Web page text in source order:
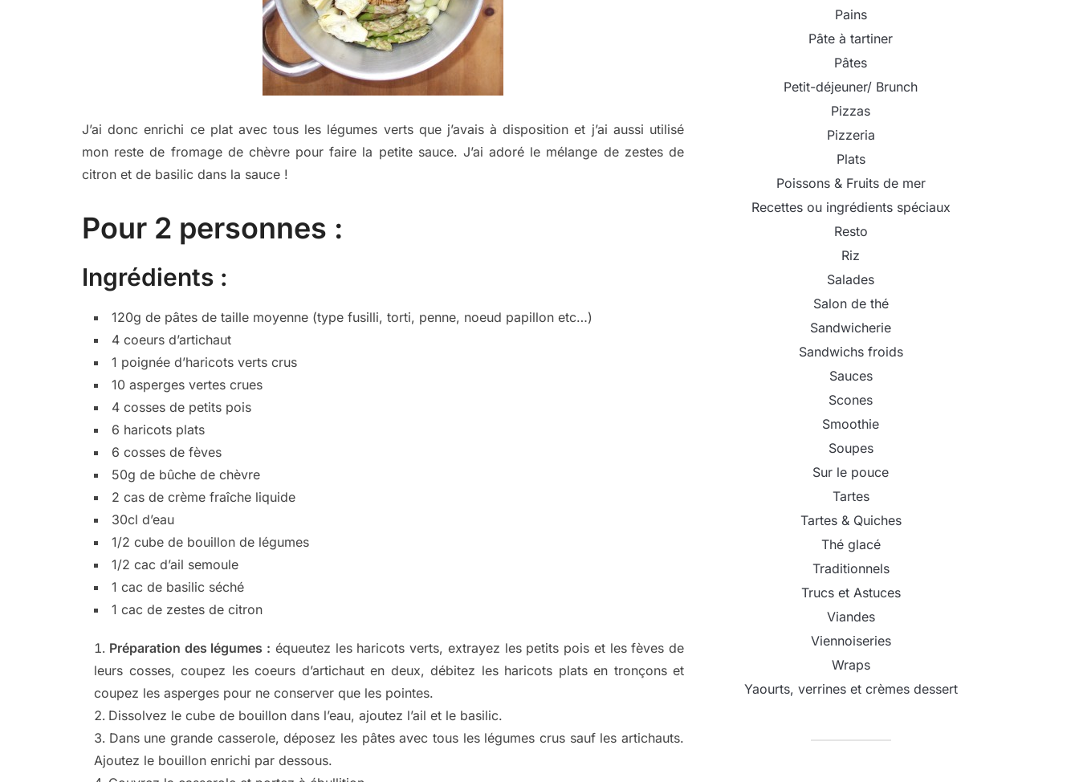
J’ai donc enrichi ce plat avec tous les légumes verts que j’avais à disposition et j’ai aussi utilisé
mon reste de fromage de chèvre pour faire la petite sauce. J’ai adoré le mélange de zestes de
citron et de basilic dans la sauce !
Pour 2 personnes :
Ingrédients :
120g de pâtes de taille moyenne (type fusilli, torti, penne, noeud papillon etc…)
4 coeurs d’artichaut
1 poignée d’haricots verts crus
10 asperges vertes crues
4 cosses de petits pois
6 haricots plats
6 cosses de fèves
50g de bûche de chèvre
2 cas de crème fraîche liquide
30cl d’eau
1/2 cube de bouillon de légumes
1/2 cac d’ail semoule
1 cac de basilic séché
1 cac de zestes de citron
Préparation des légumes : équeutez les haricots verts, extrayez les petits pois et les fèves de
leurs cosses, coupez les coeurs d’artichaut en deux, débitez les haricots plats en tronçons et
coupez les asperges pour ne conserver que les pointes.
Dissolvez le cube de bouillon dans l’eau, ajoutez l’ail et le basilic.
Dans une grande casserole, déposez les pâtes avec tous les légumes crus sauf les artichauts.
Ajoutez le bouillon enrichi par dessous.
Pains
Pâte à tartiner
Pâtes
Petit-déjeuner/ Brunch
Pizzas
Pizzeria
Plats
Poissons & Fruits de mer
Recettes ou ingrédients spéciaux
Resto
Riz
Salades
Salon de thé
Sandwicherie
Sandwichs froids
Sauces
Scones
Smoothie
Soupes
Sur le pouce
Tartes
Tartes & Quiches
Thé glacé
Traditionnels
Trucs et Astuces
Viandes
Viennoiseries
Wraps
Yaourts, verrines et crèmes dessert